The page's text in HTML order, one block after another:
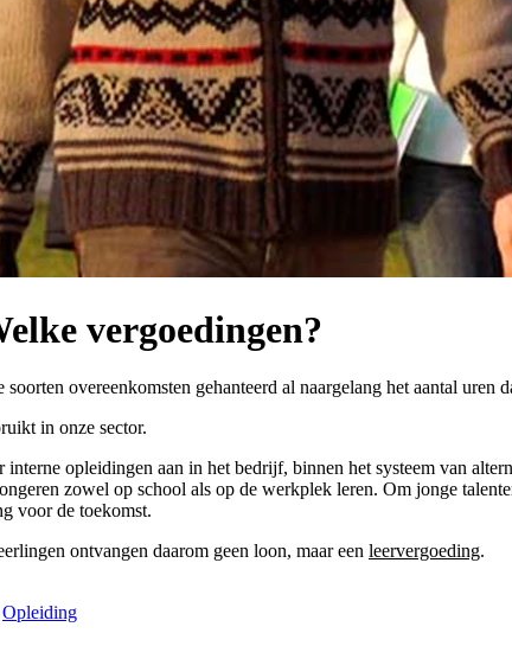
vergoedingen?
overeenkomsten gehanteerd al naargelang het aantal uren
in onze sector.
opleidingen aan in het bedrijf, binnen het systeem van
zowel op school als op de werkplek leren. Om jonge
voor de toekomst.
ontvangen daarom geen loon, maar een leervergoeding.
Opleiding